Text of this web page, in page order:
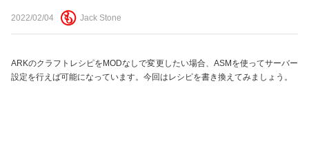
2022/02/04 Jack Stone
ARKのクラフトレシピをMODなしで変更したい場合、ASMを使ってサーバー
設定を行えば可能になっています。今回はレシピを書き換えてみましょう。